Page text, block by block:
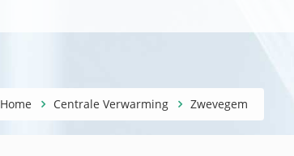
Home Centrale Verwarming Zwevegem